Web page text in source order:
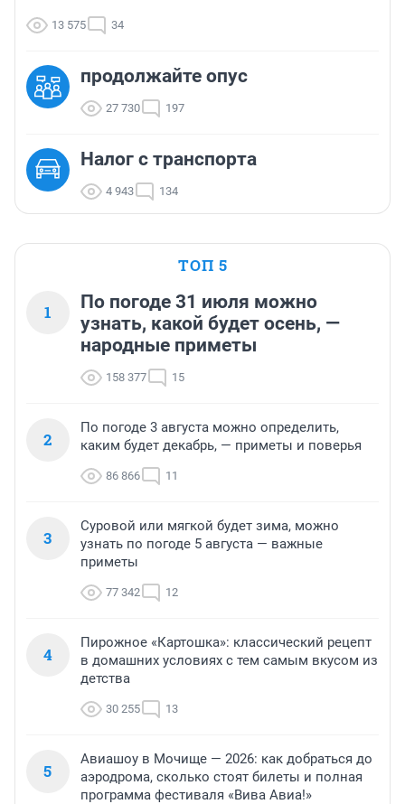
13 575 34
продолжайте опус
27 730 197
Налог с транспорта
4 943 134
ТОП 5
1
По погоде 31 июля можно
узнать, какой будет осень, —
народные приметы
158 377 15
2
По погоде 3 августа можно определить,
каким будет декабрь, — приметы и поверья
86 866 11
3
Суровой или мягкой будет зима, можно
узнать по погоде 5 августа — важные
приметы
77 342 12
4
Пирожное «Картошка»: классический рецепт
в домашних условиях с тем самым вкусом из
детства
30 255 13
5
Авиашоу в Мочище — 2026: как добраться до
аэродрома, сколько стоят билеты и полная
программа фестиваля «Вива Авиа!»